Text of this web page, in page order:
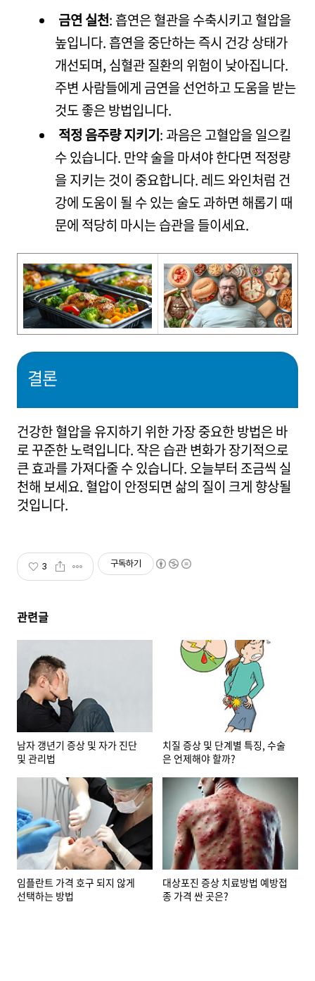
금연 실천: 흡연은 혈관을 수축시키고 혈압을
높입니다. 흡연을 중단하는 즉시 건강 상태가
개선되며, 심혈관 질환의 위험이 낮아집니다.
주변 사람들에게 금연을 선언하고 도움을 받는
것도 좋은 방법입니다.
적정 음주량 지키기: 과음은 고혈압을 일으킬
수 있습니다. 만약 술을 마셔야 한다면 적정량
을 지키는 것이 중요합니다. 레드 와인처럼 건
강에 도움이 될 수 있는 술도 과하면 해롭기 때
문에 적당히 마시는 습관을 들이세요.
결론
건강한 혈압을 유지하기 위한 가장 중요한 방법은 바
로 꾸준한 노력입니다. 작은 습관 변화가 장기적으로
큰 효과를 가져다줄 수 있습니다. 오늘부터 조금씩 실
천해 보세요. 혈압이 안정되면 삶의 질이 크게 향상될
것입니다.
3 구독하기
관련글
남자 갱년기 증상 및 자가 진단
및 관리법
치질 증상 및 단계별 특징, 수술
은 언제해야 할까?
임플란트 가격 호구 되지 않게
선택하는 방법
대상포진 증상 치료방법 예방접
종 가격 싼 곳은?